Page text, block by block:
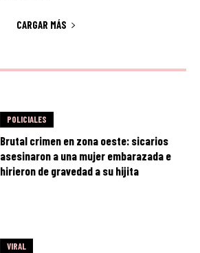
CARGAR MÁS
POLICIALES
Brutal crimen en zona oeste: sicarios
asesinaron a una mujer embarazada e
hirieron de gravedad a su hijita
VIRAL